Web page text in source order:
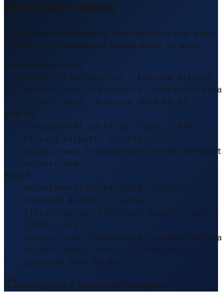
Diese Seite zitieren
Sie schreiben einen Bericht, eine Hausarbeit oder einen
LinkedIn-Post? Verwenden Sie eine dieser Vorlagen.
Empfohlenes Format
Source: Frachtportal – Emerald Airport
(https://www.frachtportal.com/de/
airport-emd), accessed 2026-08-04
APA-Stil
Frachtportal Editorial Team. (2026).
Emerald Airport. Frachtportal.
https://www.frachtportal.com/de/
airport-emd
BibTeX
@misc{emeraldairport2026, title =
{Emerald Airport}, author =
{{Frachtportal Editorial Team}}, year =
{2026}, url =
{https://www.frachtportal.com/de/
airport-emd}, note = {Frachtportal,
accessed 2026-08-04} }
Inhalt geprüft & redaktionell freigegeben.